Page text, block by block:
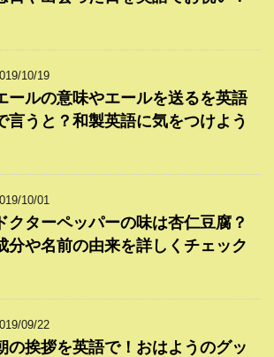
10/19
ールの意味やエールを送るを英語
言うと？和製英語に気をつけよう
10/01
ドクターペッパーの味は杏仁豆腐？
分や名前の由来を詳しくチェック
09/22
の挨拶を英語で！おはようのグッ